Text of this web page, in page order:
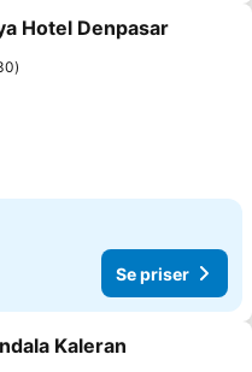
til i favoritter
Hotel Denpasar
Se priser
til i favoritter
Kaleran